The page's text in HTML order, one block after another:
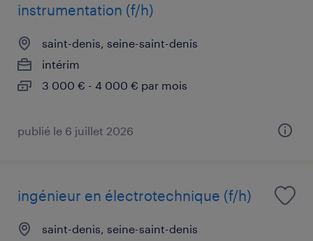
instrumentation (f/h)
saint-denis, seine-saint-denis
intérim
3 000 € - 4 000 € par mois
publié le 6 juillet 2026
ingénieur en électrotechnique (f/h)
saint-denis, seine-saint-denis